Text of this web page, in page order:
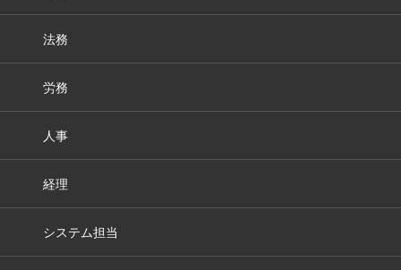
法務
労務
人事
経理
システム担当